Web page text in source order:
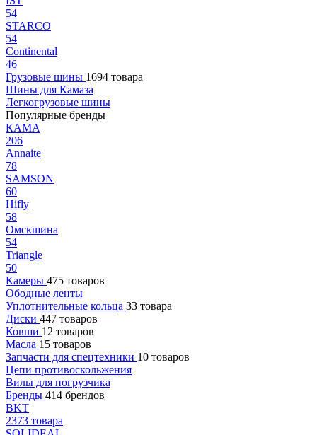
54
STARCO
54
Continental
46
Грузовые шины 1694 товара
Шины для Камаза
Легкогрузовые шины
Популярные бренды
КАМА
206
Annaite
78
SAMSON
60
Hifly
58
Омскшина
54
Triangle
50
Камеры 475 товаров
Ободные ленты
Уплотнительные кольца 33 товара
Диски 447 товаров
Ковши 12 товаров
Масла 15 товаров
Запчасти для спецтехники 10 товаров
Цепи противоскольжения
Вилы для погрузчика
Бренды 414 брендов
BKT
2373 товара